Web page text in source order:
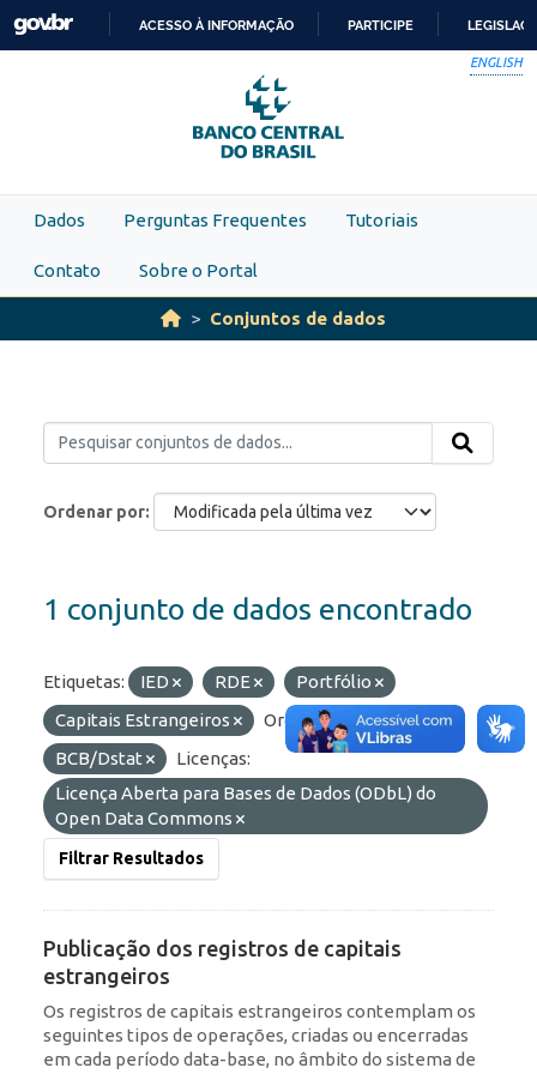
Skip to main content
PARA
O
CONTEÚDO
ACESSO À INFORMAÇÃO PARTICIPE
ENGLISH
Dados Perguntas Frequentes Tutoriais
Contato Sobre o Portal
Conjuntos de dados
Ordenar por
1 conjunto de dados encontrado
Etiquetas: IED RDE
Portfólio
Capitais Estrangeiros
Organizações:
BCB/Dstat
Licenças:
Licença Aberta para Bases de Dados (ODbL) do
Open Data Commons
Filtrar Resultados
Publicação dos registros de capitais
estrangeiros
Os registros de capitais estrangeiros contemplam os
seguintes tipos de operações, criadas ou encerradas
em cada período data-base, no âmbito do sistema de